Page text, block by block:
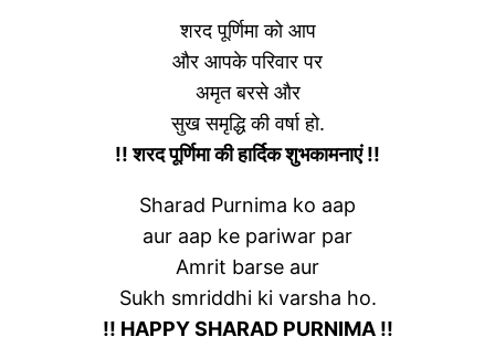
शरद पूर्णिमा को आप
और आपके परिवार पर
अमृत बरसे और
सुख समृद्धि की वर्षा हो.
!! शरद पूर्णिमा की हार्दिक शुभकामनाएं !!
Sharad Purnima ko aap
aur aap ke pariwar par
Amrit barse aur
Sukh smriddhi ki varsha ho.
!! HAPPY SHARAD PURNIMA !!